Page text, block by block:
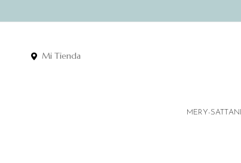
Mi Tienda
MERY-SATT